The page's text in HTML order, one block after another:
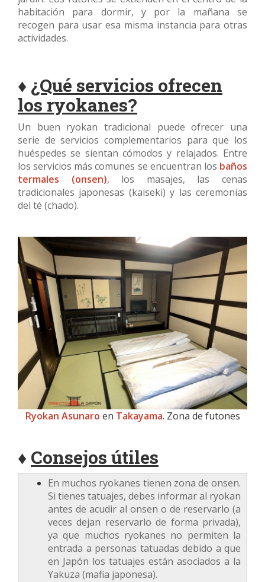
habitación para dormir, y por la mañana se
recogen para usar esa misma instancia para otras
actividades.
♦ ¿Qué servicios ofrecen
los ryokanes?
Un buen ryokan tradicional puede ofrecer una
serie de servicios complementarios para que los
huéspedes se sientan cómodos y relajados. Entre
los servicios más comunes se encuentran los baños
termales (onsen), los masajes, las cenas
tradicionales japonesas (kaiseki) y las ceremonias
del té (chado).
Ryokan Asunaro en Takayama. Zona de futones
♦ Consejos útiles
En muchos ryokanes tienen zona de onsen.
Si tienes tatuajes, debes informar al ryokan
antes de acudir al onsen o de reservarlo (a
veces dejan reservarlo de forma privada),
ya que muchos ryokanes no permiten la
entrada a personas tatuadas debido a que
en Japón los tatuajes están asociados a la
Yakuza (mafia japonesa).